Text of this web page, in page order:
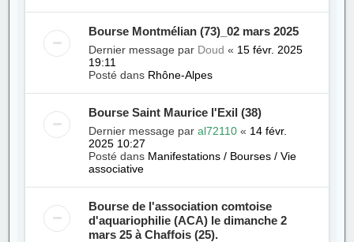
Bourse Montmélian (73)_02 mars 2025
Dernier message par Doud « 15 févr. 2025
19:11
Posté dans Rhône-Alpes
Bourse Saint Maurice l'Exil (38)
Dernier message paral72110 « 14 févr.
2025 10:27
Posté dans Manifestations / Bourses / Vie
associative
Bourse de l'association comtoise
d'aquariophilie (ACA) le dimanche 2
mars 25 à Chaffois (25).